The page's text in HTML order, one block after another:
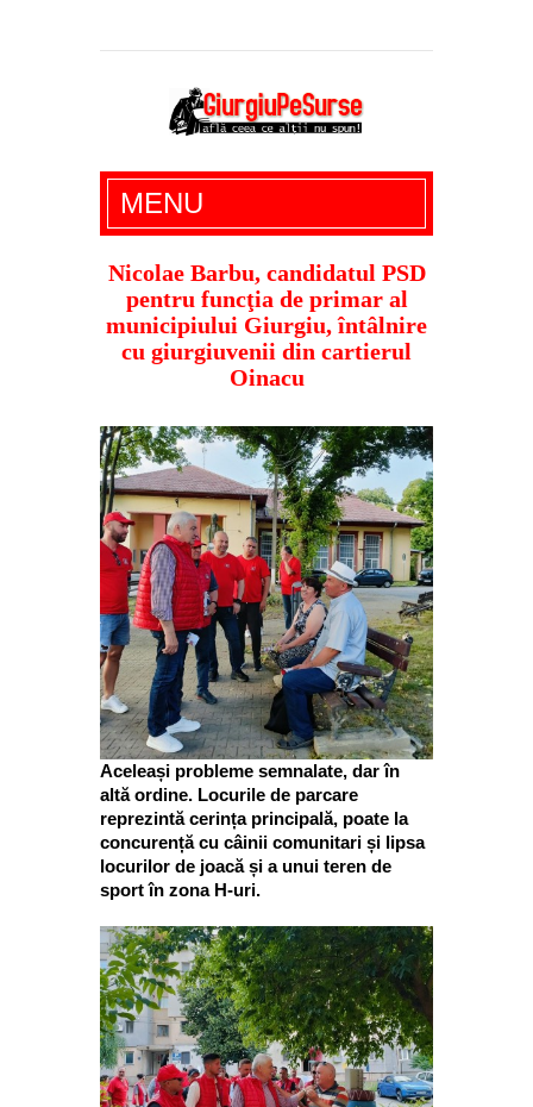
Giurgiu Pe Surse – actualitate giurgiu,
administratie giurgiu, stiri politice, social
economic, editoriale giurgiu, dezvaluiri,
soc, cancan, stiri locale
MENU
Nicolae Barbu, candidatul PSD
pentru funcţia de primar al
municipiului Giurgiu, întâlnire
cu giurgiuvenii din cartierul
Oinacu
Aceleași probleme semnalate, dar în
altă ordine. Locurile de parcare
reprezintă cerința principală, poate la
concurență cu câinii comunitari și lipsa
locurilor de joacă și a unui teren de
sport în zona H-uri.